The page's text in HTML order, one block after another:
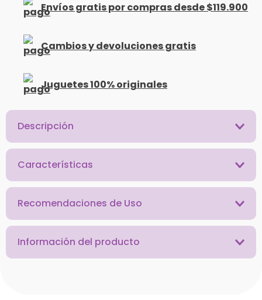
Envíos gratis por compras desde $119.900
Cambios y devoluciones gratis
Juguetes 100% originales
Descripción
Características
Recomendaciones de Uso
Información del producto